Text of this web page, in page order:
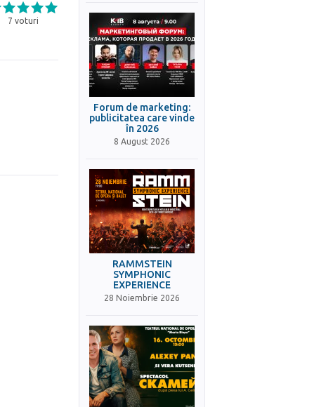
7 voturi
Forum de marketing:
publicitatea care vinde
în 2026
8 August 2026
RAMMSTEIN
SYMPHONIC
EXPERIENCE
28 Noiembrie 2026